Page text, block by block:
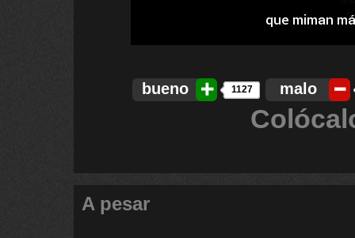
bueno 1127 malo
A pesar